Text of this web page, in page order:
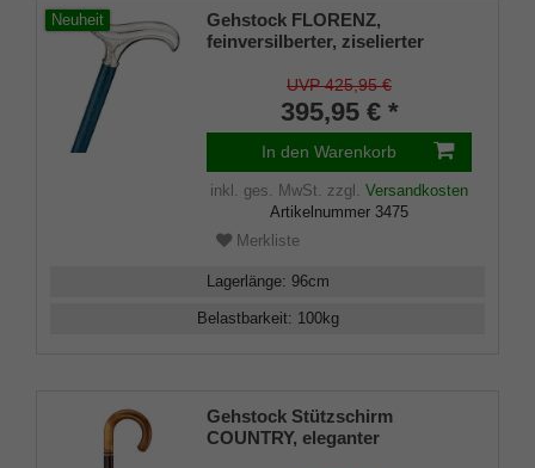
Neuheit
Gehstock FLORENZ,
feinversilberter, ziselierter
Stock aus edlem, navyblue
gebeiztem Eschenholz,
inklusive passendem
Schlankpuffer.
UVP 425,95 €
395,95 € *
In den Warenkorb
inkl. ges. MwSt. zzgl. Versandkosten
Artikelnummer 3475
Merkliste
Lagerlänge: 96cm
Belastbarkeit: 100kg
Gehstock Stützschirm
COUNTRY, eleganter